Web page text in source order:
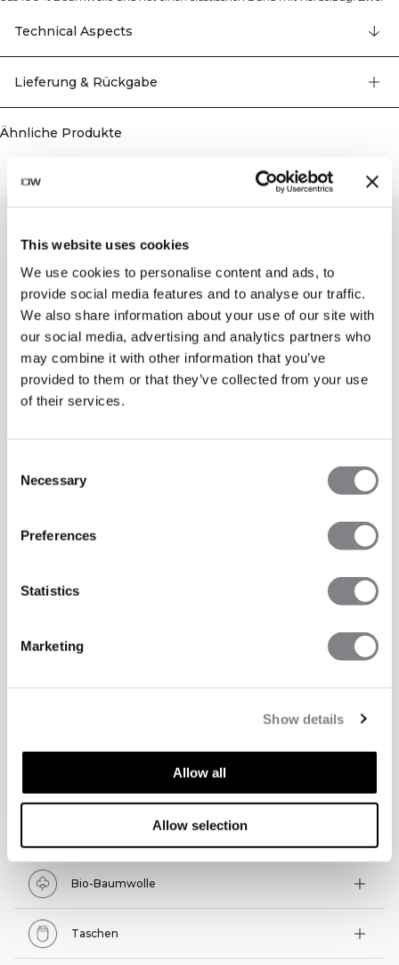
This website uses cookies
We use cookies to personalise content and ads, to
provide social media features and to analyse our traffic.
We also share information about your use of our site with
our social media, advertising and analytics partners who
may combine it with other information that you’ve
provided to them or that they’ve collected from your use
of their services.
Selection
Necessary
Preferences
Statistics
Marketing
Show details
Allow all
Allow selection
direkt unterhalb des Riegels in der Seitennaht auf die perfekte Länge
eingestellt werden. Offene Taschen an der Seite. Roh geschnittener Saum.
Länge auf zwei Ebenen einstellbar. Unisex-Größen, siehe Größentabelle für
Baumwolle.
Technical Aspects
Lieferung & Rückgabe
Ähnliche Produkte
Taille mit Kordelzug
Bio-Baumwolle
Taschen